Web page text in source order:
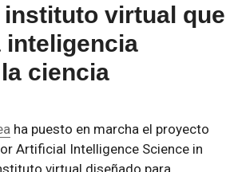
instituto virtual que
inteligencia
ciencia
ha puesto en marcha el proyecto
Artificial Intelligence Science in
virtual diseñado para